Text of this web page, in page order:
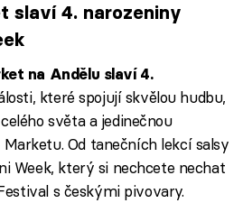
slaví 4. narozeniny
na Andělu slaví 4.
které spojují skvělou hudbu,
světa a jedinečnou
Od tanečních lekcí salsy
Week, který si nechcete nechat
s českými pivovary.